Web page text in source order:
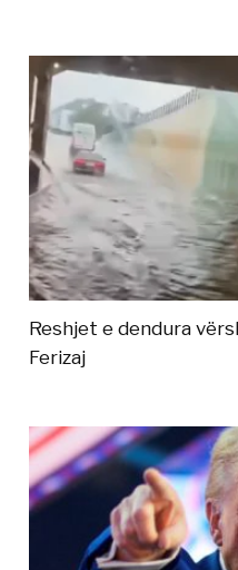
Reshjet e dendura
Ferizaj